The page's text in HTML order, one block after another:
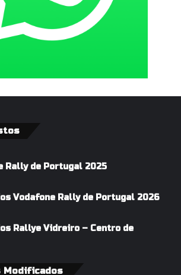
Rally de Portugal 2025
Vodafone Rally de Portugal 2026
Rallye Vidreiro – Centro de